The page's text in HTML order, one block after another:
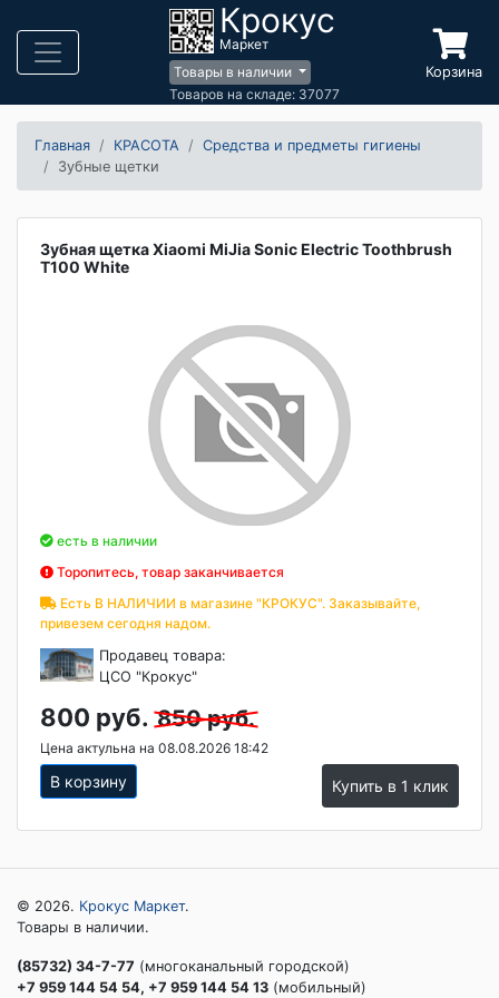
Крокус
Маркет
Товары в наличии
Товаров на складе: 37077
Корзина
Главная КРАСОТА
Средства и предметы гигиены
Зубные щетки
Зубная щетка Xiaomi MiJia Sonic Electric Toothbrush
T100 White
есть в наличии
Торопитесь, товар заканчивается
Есть В НАЛИЧИИ в магазине "КРОКУС". Заказывайте,
привезем сегодня надом.
Продавец товара:
ЦСО "Крокус"
800 руб. 850 руб.
Цена актульна на 08.08.2026 18:42
В корзину Купить в 1 клик
© 2026. Крокус Маркет.
Товары в наличии.
(85732) 34-7-77 (многоканальный городской)
+7 959 144 54 54, +7 959 144 54 13 (мобильный)